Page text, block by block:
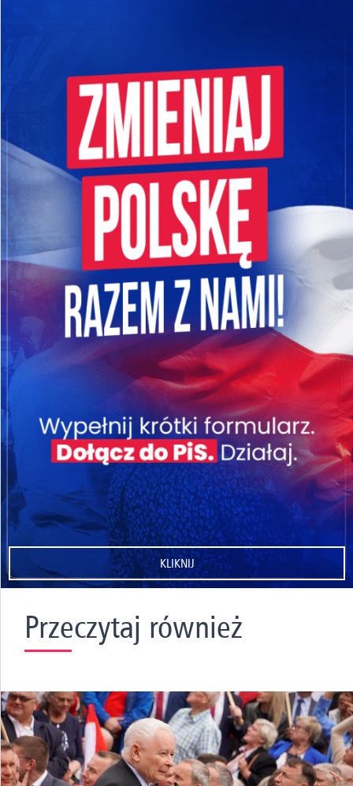
KLIKNIJ
Przeczytaj również